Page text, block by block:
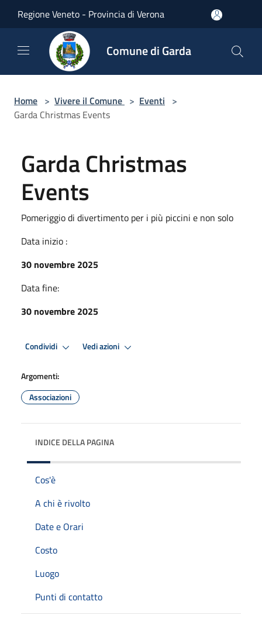
Regione Veneto - Provincia di Verona
Comune di Garda
Home > Vivere il Comune > Eventi >
Garda Christmas Events
Garda Christmas
Events
Pomeriggio di divertimento per i più piccini e non solo
Data inizio :
30 novembre 2025
Data fine:
30 novembre 2025
Condividi Vedi azioni
Argomenti:
Associazioni
INDICE DELLA PAGINA
Cos'è
A chi è rivolto
Date e Orari
Costo
Luogo
Punti di contatto